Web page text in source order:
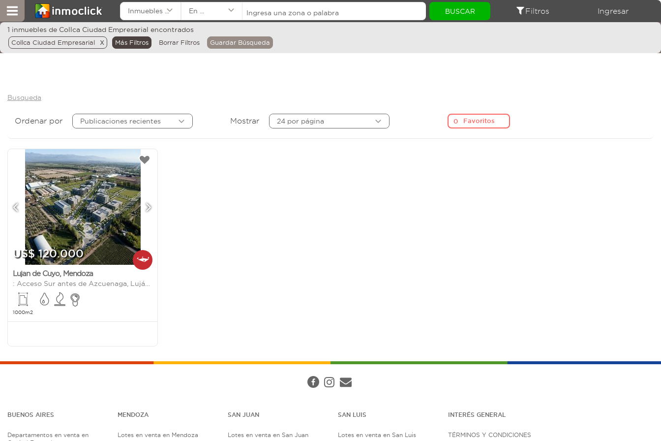
Inmuebles ... En ... Filtros Ingresar
1 inmuebles de Collca Ciudad Empresarial encontrados
Collca Ciudad Empresarial x Más Filtros Borrar Filtros Guardar Búsqueda
Busqueda
Ordenar por Publicaciones recientes Mostrar 24 por página 0 Favoritos
US$ 120.000
Lujan de Cuyo, Mendoza
1000m2
BUENOS AIRES
Departamentos en venta en
MENDOZA
Lotes en venta en Mendoza
SAN JUAN
Lotes en venta en San Juan
SAN LUIS
Lotes en venta en San Luis
INTERÉS GENERAL
TÉRMINOS Y CONDICIONES